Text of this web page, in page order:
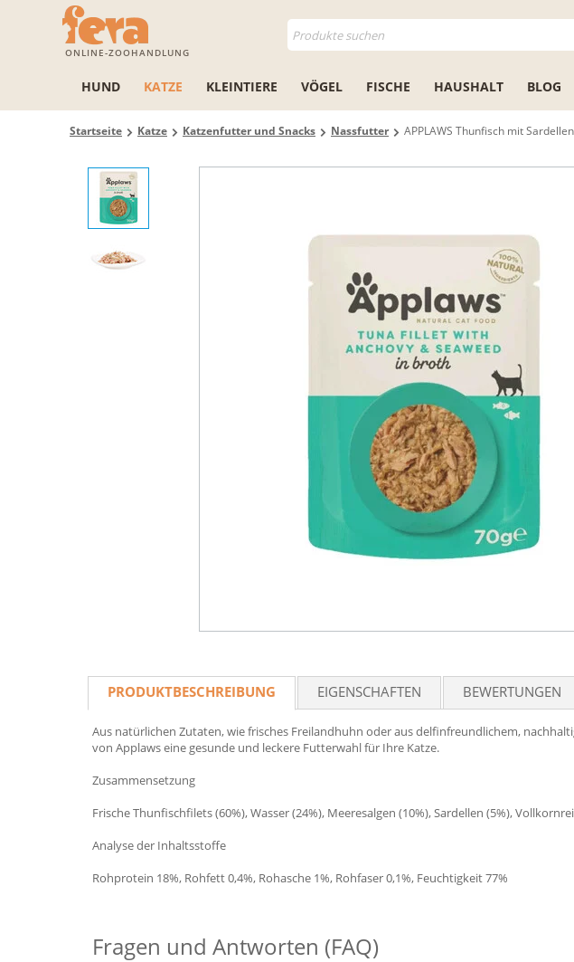
ONLINE-ZOOHANDLUNG
HUND KATZE KLEINTIERE VÖGEL FISCHE HAUSHALT BLOG
Startseite Katze Katzenfutter und Snacks Nassfutter APPLAWS Thunfisch mit
PRODUKTBESCHREIBUNG EIGENSCHAFTEN BEWERTUNGEN
Aus natürlichen Zutaten, wie frisches Freilandhuhn oder aus delfinfreundlichem,
von Applaws eine gesunde und leckere Futterwahl für Ihre Katze.
Zusammensetzung
Frische Thunfischfilets (60%), Wasser (24%), Meeresalgen (10%), Sardellen (5%),
Analyse der Inhaltsstoffe
Rohprotein 18%, Rohfett 0,4%, Rohasche 1%, Rohfaser 0,1%, Feuchtigkeit 77%
Fragen und Antworten (FAQ)